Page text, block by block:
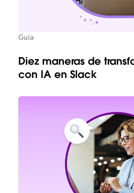
Guía
Diez maneras de
con IA en Slack